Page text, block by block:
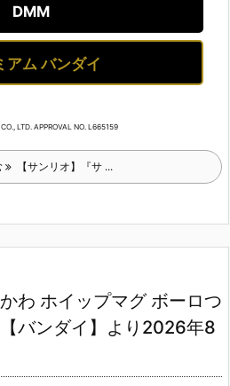
DMM
アム バンダイ
LTD. APPROVAL NO. L665159
【サンリオ】『サ ...
わ ホイップマグ ボーロつ
バンダイ】より2026年8